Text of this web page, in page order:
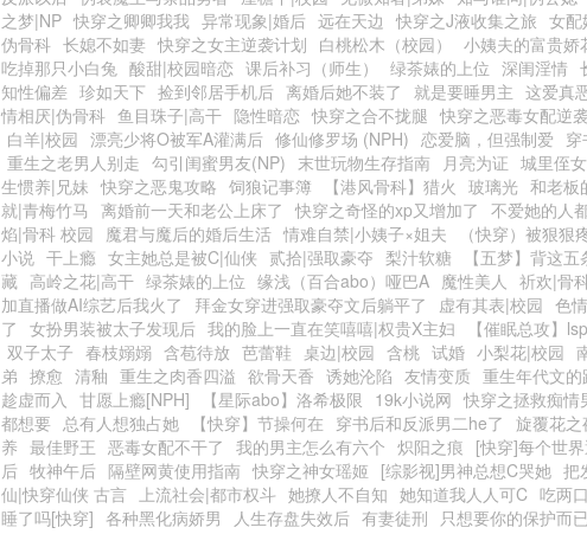
之梦|NP 快穿之卿卿我我 异常现象|婚后 远在天边 快穿之J液收集之旅 女配
伪骨科 长媳不如妻 快穿之女主逆袭计划 白桃松木（校园） 小姨夫的富贵娇
吃掉那只小白兔 酸甜|校园暗恋 课后补习（师生） 绿茶婊的上位 深闺淫情
知性偏差 珍如天下 捡到邻居手机后 离婚后她不装了 就是要睡男主 这爱真
情相厌|伪骨科 鱼目珠子|高干 隐性暗恋 快穿之合不拢腿 快穿之恶毒女配逆
白羊|校园 漂亮少将O被军A灌满后 修仙修罗场 (NPH) 恋爱脑，但强制爱
重生之老男人别走 勾引闺蜜男友(NP) 末世玩物生存指南 月亮为证 城里侄
生惯养|兄妹 快穿之恶鬼攻略 饲狼记事簿 【港风骨科】猎火 玻璃光 和老板
就|青梅竹马 离婚前一天和老公上床了 快穿之奇怪的xp又增加了 不爱她的人
焰|骨科 校园 魔君与魔后的婚后生活 情难自禁|小姨子×姐夫 （快穿）被狠狠
小说 干上瘾 女主她总是被C|仙侠 贰拾|强取豪夺 梨汁软糖 【五梦】背这
藏 高岭之花|高干 绿茶婊的上位 缘浅（百合abo）哑巴A 魔性美人 祈欢|骨
加直播做AI综艺后我火了
拜金女穿进强取豪夺文后躺平了 虚有其表|校园 色
了 女扮男装被太子发现后 我的脸上一直在笑嘻嘻|权贵X主妇 【催眠总攻】
双子太子 春枝嫋嫋 含苞待放 芭蕾鞋 桌边|校园 含桃 试婚 小梨花|校园
弟 撩愈 清釉 重生之肉香四溢 欲骨天香 诱她沦陷 友情变质 重生年代文的
趁虚而入 甘愿上瘾[NPH] 【星际abo】洛希极限 19k小说网 快穿之拯救痴情
都想要 总有人想独占她 【快穿】节操何在 穿书后和反派男二he了 旋覆花之
养 最佳野王 恶毒女配不干了 我的男主怎么有六个 炽阳之痕 [快穿]每个世
后 牧神午后 隔壁网黄使用指南 快穿之神女瑶姬 [综影视]男神总想C哭她 把
仙|快穿仙侠 古言
上流社会|都市权斗 她撩人不自知 她知道我人人可C 吃两
睡了吗[快穿] 各种黑化病娇男 人生存盘失效后 有妻徒刑 只想要你的保护而已